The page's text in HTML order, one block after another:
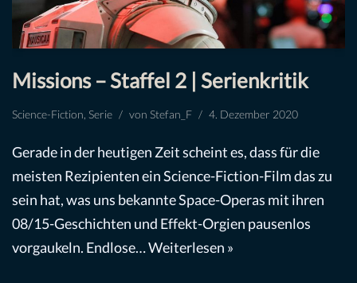
Missions – Staffel 2 | Serienkritik
Science-Fiction, Serie von Stefan_F 4. Dezember 2020
Gerade in der heutigen Zeit scheint es, dass für die
meisten Rezipienten ein Science-Fiction-Film das zu
sein hat, was uns bekannte Space-Operas mit ihren
08/15-Geschichten und Effekt-Orgien pausenlos
vorgaukeln. Endlose…Weiterlesen »